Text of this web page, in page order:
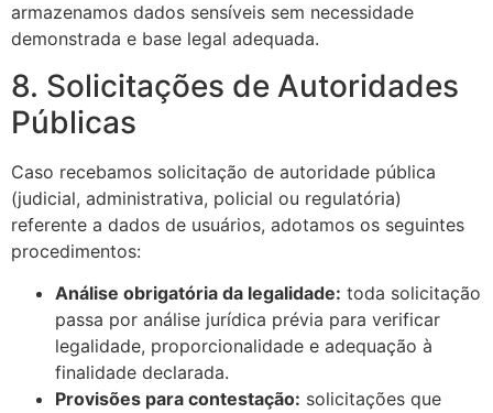
armazenamos dados sensíveis sem necessidade
demonstrada e base legal adequada.
8. Solicitações de Autoridades
Públicas
Caso recebamos solicitação de autoridade pública
(judicial, administrativa, policial ou regulatória)
referente a dados de usuários, adotamos os seguintes
procedimentos:
Análise obrigatória da legalidade: toda solicitação
passa por análise jurídica prévia para verificar
legalidade, proporcionalidade e adequação à
finalidade declarada.
Provisões para contestação: solicitações que